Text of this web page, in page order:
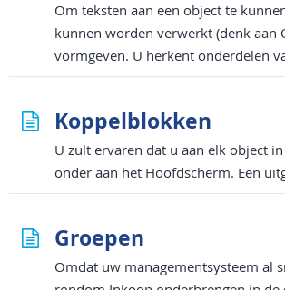
Om teksten aan een object te
kunnen worden verwerkt (denk
vormgeven. U herkent onderdelen
Koppelblokken
U zult ervaren dat u aan elk object
onder aan het Hoofdscherm. Een
Groepen
Omdat uw managementsysteem al